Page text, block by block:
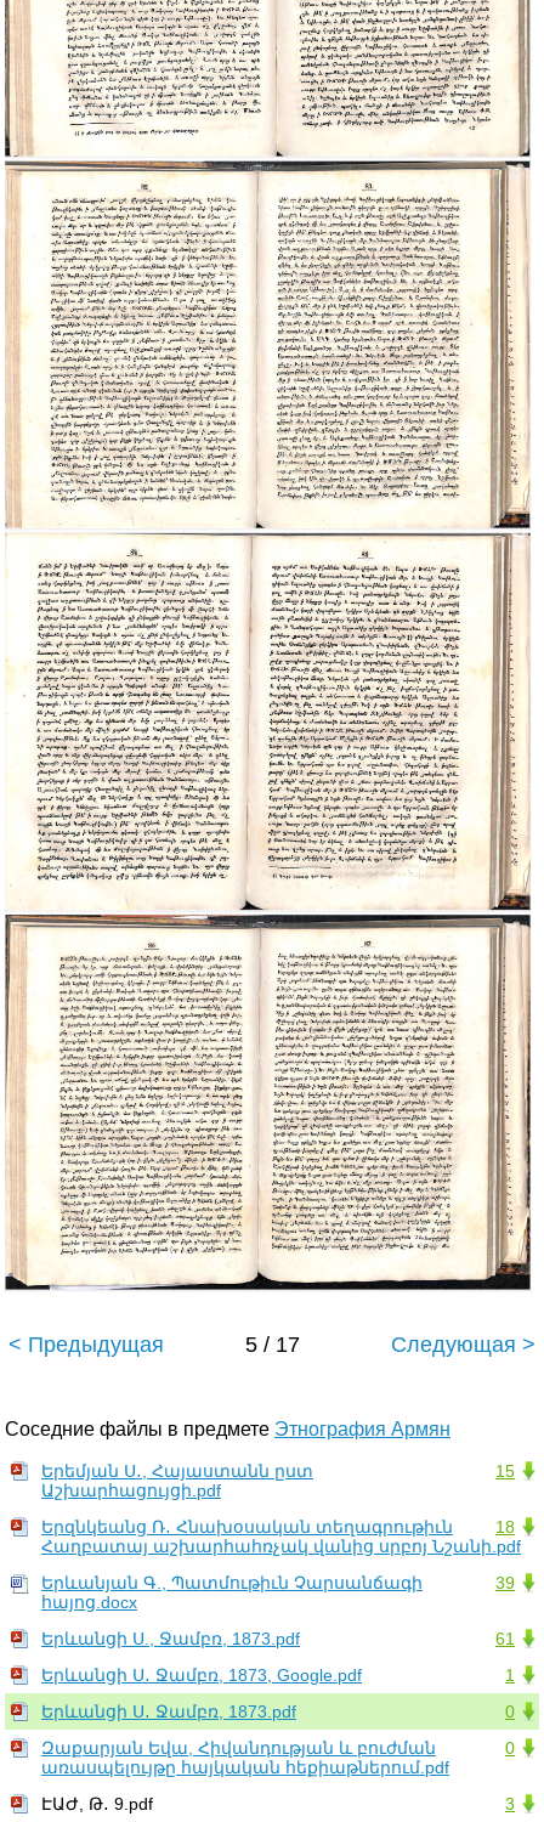
< Предыдущая 5 / 17 Следующая >
Соседние файлы в предмете Этнография Армян
15
Երեմյան Ս․, Հայաստանն ըստ
Աշխարհացույցի.pdf
18
Երզնկեանց Ռ․ Հնախօսական տեղագրութիւն
Հաղբատայ աշխարհահռչակ վանից սրբոյ Նշանի.pdf
39
Երևանյան Գ., Պատմութիւն Չարսանճագի
հայոց.docx
61
Երևանցի Ս., Ջամբռ, 1873.pdf
1
Երևանցի Ս․ Ջամբռ, 1873, Google.pdf
0
Երևանցի Ս․ Ջամբռ, 1873.pdf
0
Զաքարյան Եվա, Հիվանդության և բուժման
առասպելույթը հայկական հեքիաթներում.pdf
3
ԷԱԺ, Թ․ 9.pdf